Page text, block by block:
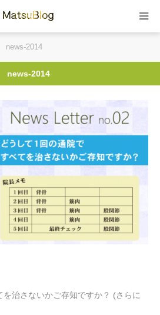
news-2014
news-2014
を治さないかご存知ですか？ (さらに